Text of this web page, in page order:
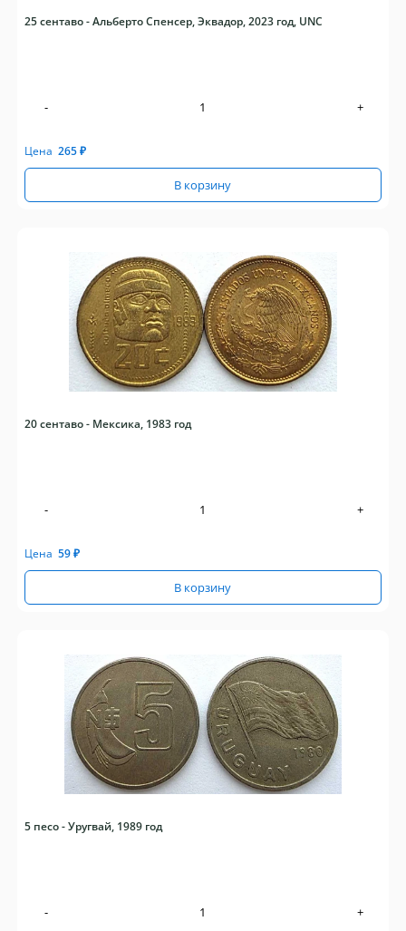
25 сентаво - Альберто Спенсер, Эквадор, 2023 год, UNC
- +
Цена 265₽
В корзину
20 сентаво - Мексика, 1983 год
- +
Цена 59₽
В корзину
5 песо - Уругвай, 1989 год
- +